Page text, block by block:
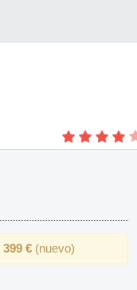
399 € (nuevo)